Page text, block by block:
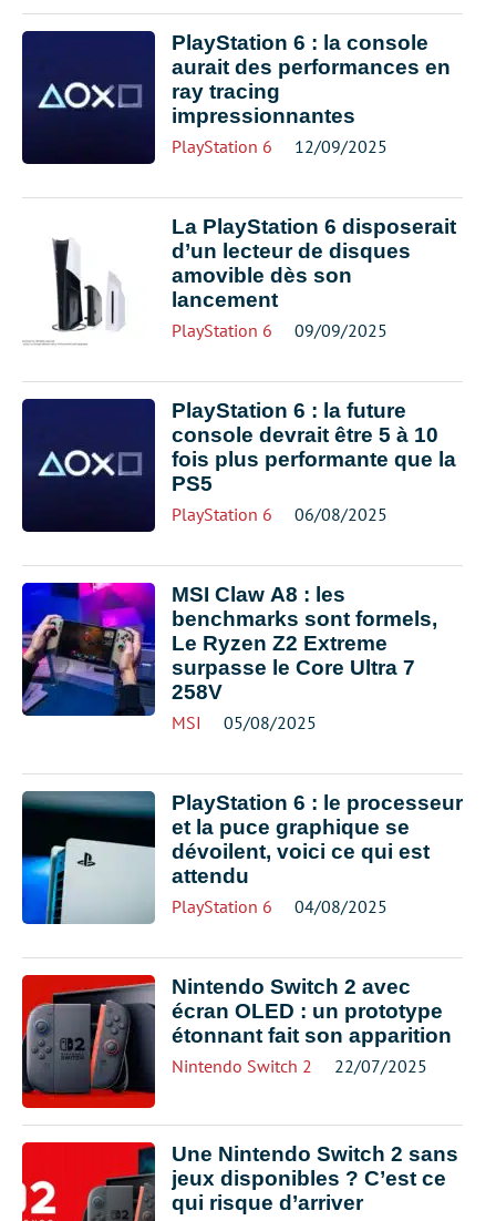
PlayStation 6 : la console
aurait des performances en
ray tracing
impressionnantes
PlayStation 6 12/09/2025
La PlayStation 6 disposerait
d’un lecteur de disques
amovible dès son
lancement
PlayStation 6 09/09/2025
PlayStation 6 : la future
console devrait être 5 à 10
fois plus performante que la
PS5
PlayStation 6 06/08/2025
MSI Claw A8 : les
benchmarks sont formels,
Le Ryzen Z2 Extreme
surpasse le Core Ultra 7
258V
MSI 05/08/2025
PlayStation 6 : le processeur
et la puce graphique se
dévoilent, voici ce qui est
attendu
PlayStation 6 04/08/2025
Nintendo Switch 2 avec
écran OLED : un prototype
étonnant fait son apparition
Nintendo Switch 2 22/07/2025
Une Nintendo Switch 2 sans
jeux disponibles ? C’est ce
qui risque d’arriver